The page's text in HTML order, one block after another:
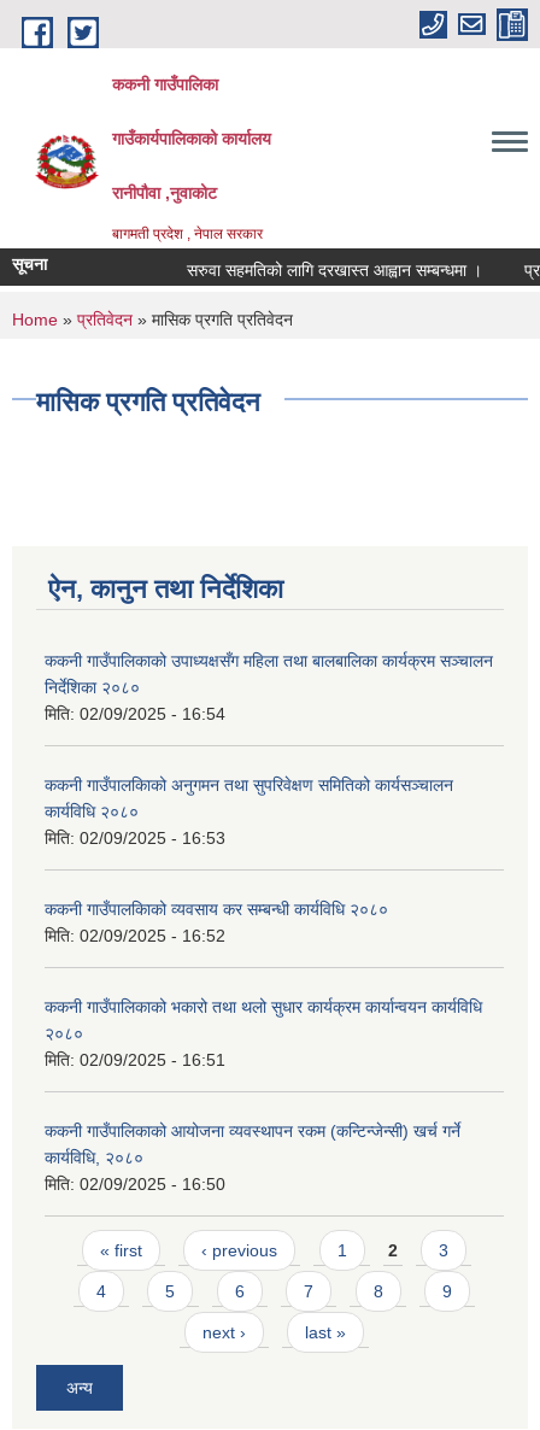
Skip to main content
ककनी गाउँपालिका
गाउँकार्यपालिकाको कार्यालय
रानीपौवा ,नुवाकोट
बागमती प्रदेश , नेपाल सरकार
सूचना सरुवा सहमतिको लागि दरखास्त आह्वान सम्बन्धमा ।
You are here
Home » प्रतिवेदन » मासिक प्रगति प्रतिवेदन
मासिक प्रगति प्रतिवेदन
ऐन, कानुन तथा निर्देशिका
ककनी गाउँपालिकाको उपाध्यक्षसँग महिला तथा बालबालिका कार्यक्रम सञ्चालन
निर्देशिका २०८०
मिति: 02/09/2025 - 16:54
ककनी गाउँपालकिाको अनुगमन तथा सुपरिवेक्षण समितिको कार्यसञ्चालन
कार्यविधि २०८०
मिति: 02/09/2025 - 16:53
ककनी गाउँपालकिाको व्यवसाय कर सम्बन्धी कार्यविधि २०८०
मिति: 02/09/2025 - 16:52
ककनी गाउँपालिकाको भकारो तथा थलो सुधार कार्यक्रम कार्यान्वयन कार्यविधि
२०८०
मिति: 02/09/2025 - 16:51
ककनी गाउँपालिकाको आयोजना व्यवस्थापन रकम (कन्टिन्जेन्सी) खर्च गर्ने
कार्यविधि, २०८०
मिति: 02/09/2025 - 16:50
Pages
« first ‹ previous 1 2 3
4 5 6 7 8 9
next › last »
अन्य